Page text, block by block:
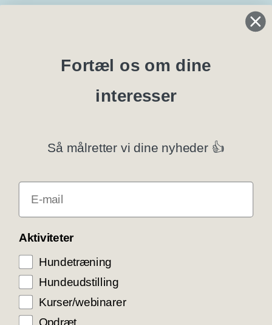
Vi bruger cookies til teknisk funktionalitet samt
trafikmåling for at optimere vores hjemmeside og
levere den bedst mulige service og
brugeroplevelse. Ved at trykke ”Accepter alle”
giver du samtykke til disse formål.
Blanketter
Privatlivspolitik
Få rabat som DKK medlem
Fortæl os om dine
interesser
Så målretter vi dine nyheder 👍
E-mail
Aktiviteter
Hundetræning
Hundeudstilling
Kurser/webinarer
Opdræt